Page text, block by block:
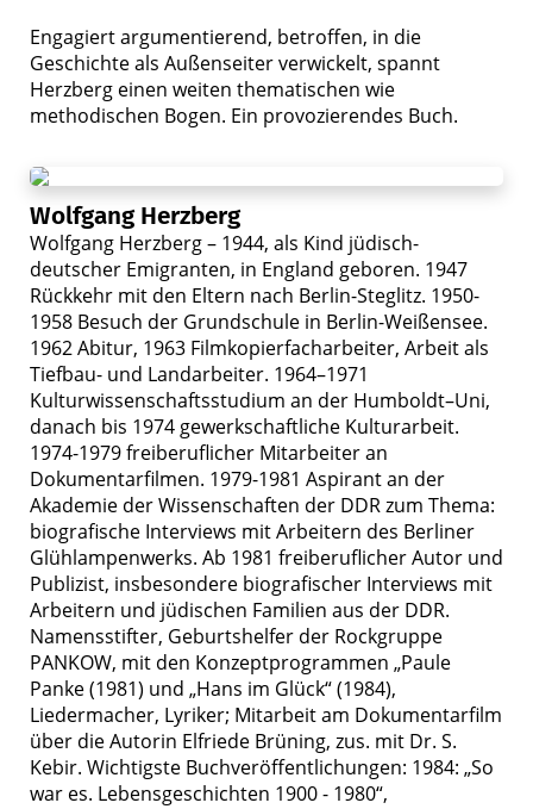
Engagiert argumentierend, betroffen, in die
Geschichte als Außenseiter verwickelt, spannt
Herzberg einen weiten thematischen wie
methodischen Bogen. Ein provozierendes Buch.
Wolfgang Herzberg
Wolfgang Herzberg – 1944, als Kind jüdisch-
deutscher Emigranten, in England geboren. 1947
Rückkehr mit den Eltern nach Berlin-Steglitz. 1950-
1958 Besuch der Grundschule in Berlin-Weißensee.
1962 Abitur, 1963 Filmkopierfacharbeiter, Arbeit als
Tiefbau- und Landarbeiter. 1964–1971
Kulturwissenschaftsstudium an der Humboldt–Uni,
danach bis 1974 gewerkschaftliche Kulturarbeit.
1974-1979 freiberuflicher Mitarbeiter an
Dokumentarfilmen. 1979-1981 Aspirant an der
Akademie der Wissenschaften der DDR zum Thema:
biografische Interviews mit Arbeitern des Berliner
Glühlampenwerks. Ab 1981 freiberuflicher Autor und
Publizist, insbesondere biografischer Interviews mit
Arbeitern und jüdischen Familien aus der DDR.
Namensstifter, Geburtshelfer der Rockgruppe
PANKOW, mit den Konzeptprogrammen „Paule
Panke (1981) und „Hans im Glück“ (1984),
Liedermacher, Lyriker; Mitarbeit am Dokumentarfilm
über die Autorin Elfriede Brüning, zus. mit Dr. S.
Kebir. Wichtigste Buchveröffentlichungen: 1984: „So
war es. Lebensgeschichten 1900 - 1980“,